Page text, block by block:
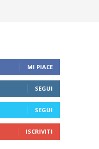
MI PIACE
SEGUI
SEGUI
ISCRIVITI